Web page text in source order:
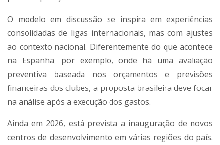
O modelo em discussão se inspira em experiências
consolidadas de ligas internacionais, mas com ajustes
ao contexto nacional. Diferentemente do que acontece
na Espanha, por exemplo, onde há uma avaliação
preventiva baseada nos orçamentos e previsões
financeiras dos clubes, a proposta brasileira deve focar
na análise após a execução dos gastos.
Ainda em 2026, está prevista a inauguração de novos
centros de desenvolvimento em várias regiões do país.